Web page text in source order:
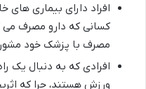
افراد دارای بیماری
کسانی که دارو مصرف می
مصرف با پزشک خود
افرادی که به دنبال یک